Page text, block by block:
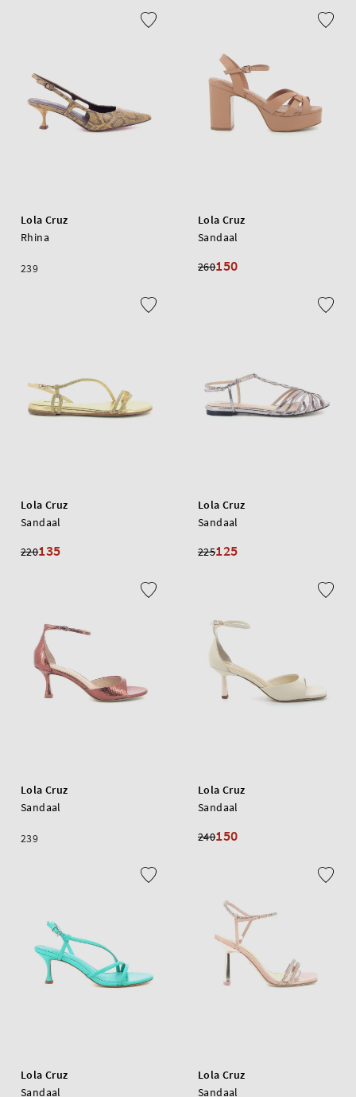
Lola Cruz
Rhina
239
Lola Cruz
Sandaal
260150
Lola Cruz
Sandaal
220135
Lola Cruz
Sandaal
225125
Lola Cruz
Sandaal
239
Lola Cruz
Sandaal
240150
Lola Cruz
Sandaal
Lola Cruz
Sandaal